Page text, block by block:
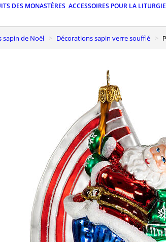
DES MONASTÈRES ACCESSOIRES POUR LA LITURGIE
sapin de Noël Décorations sapin verre soufflé